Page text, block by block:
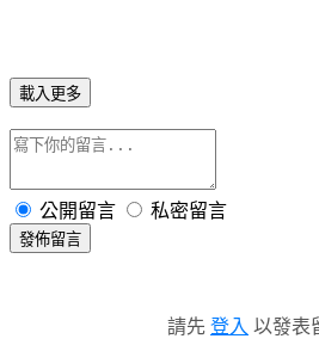
載入更多
公開留言 私密留言
發佈留言
請先 登入 以發表